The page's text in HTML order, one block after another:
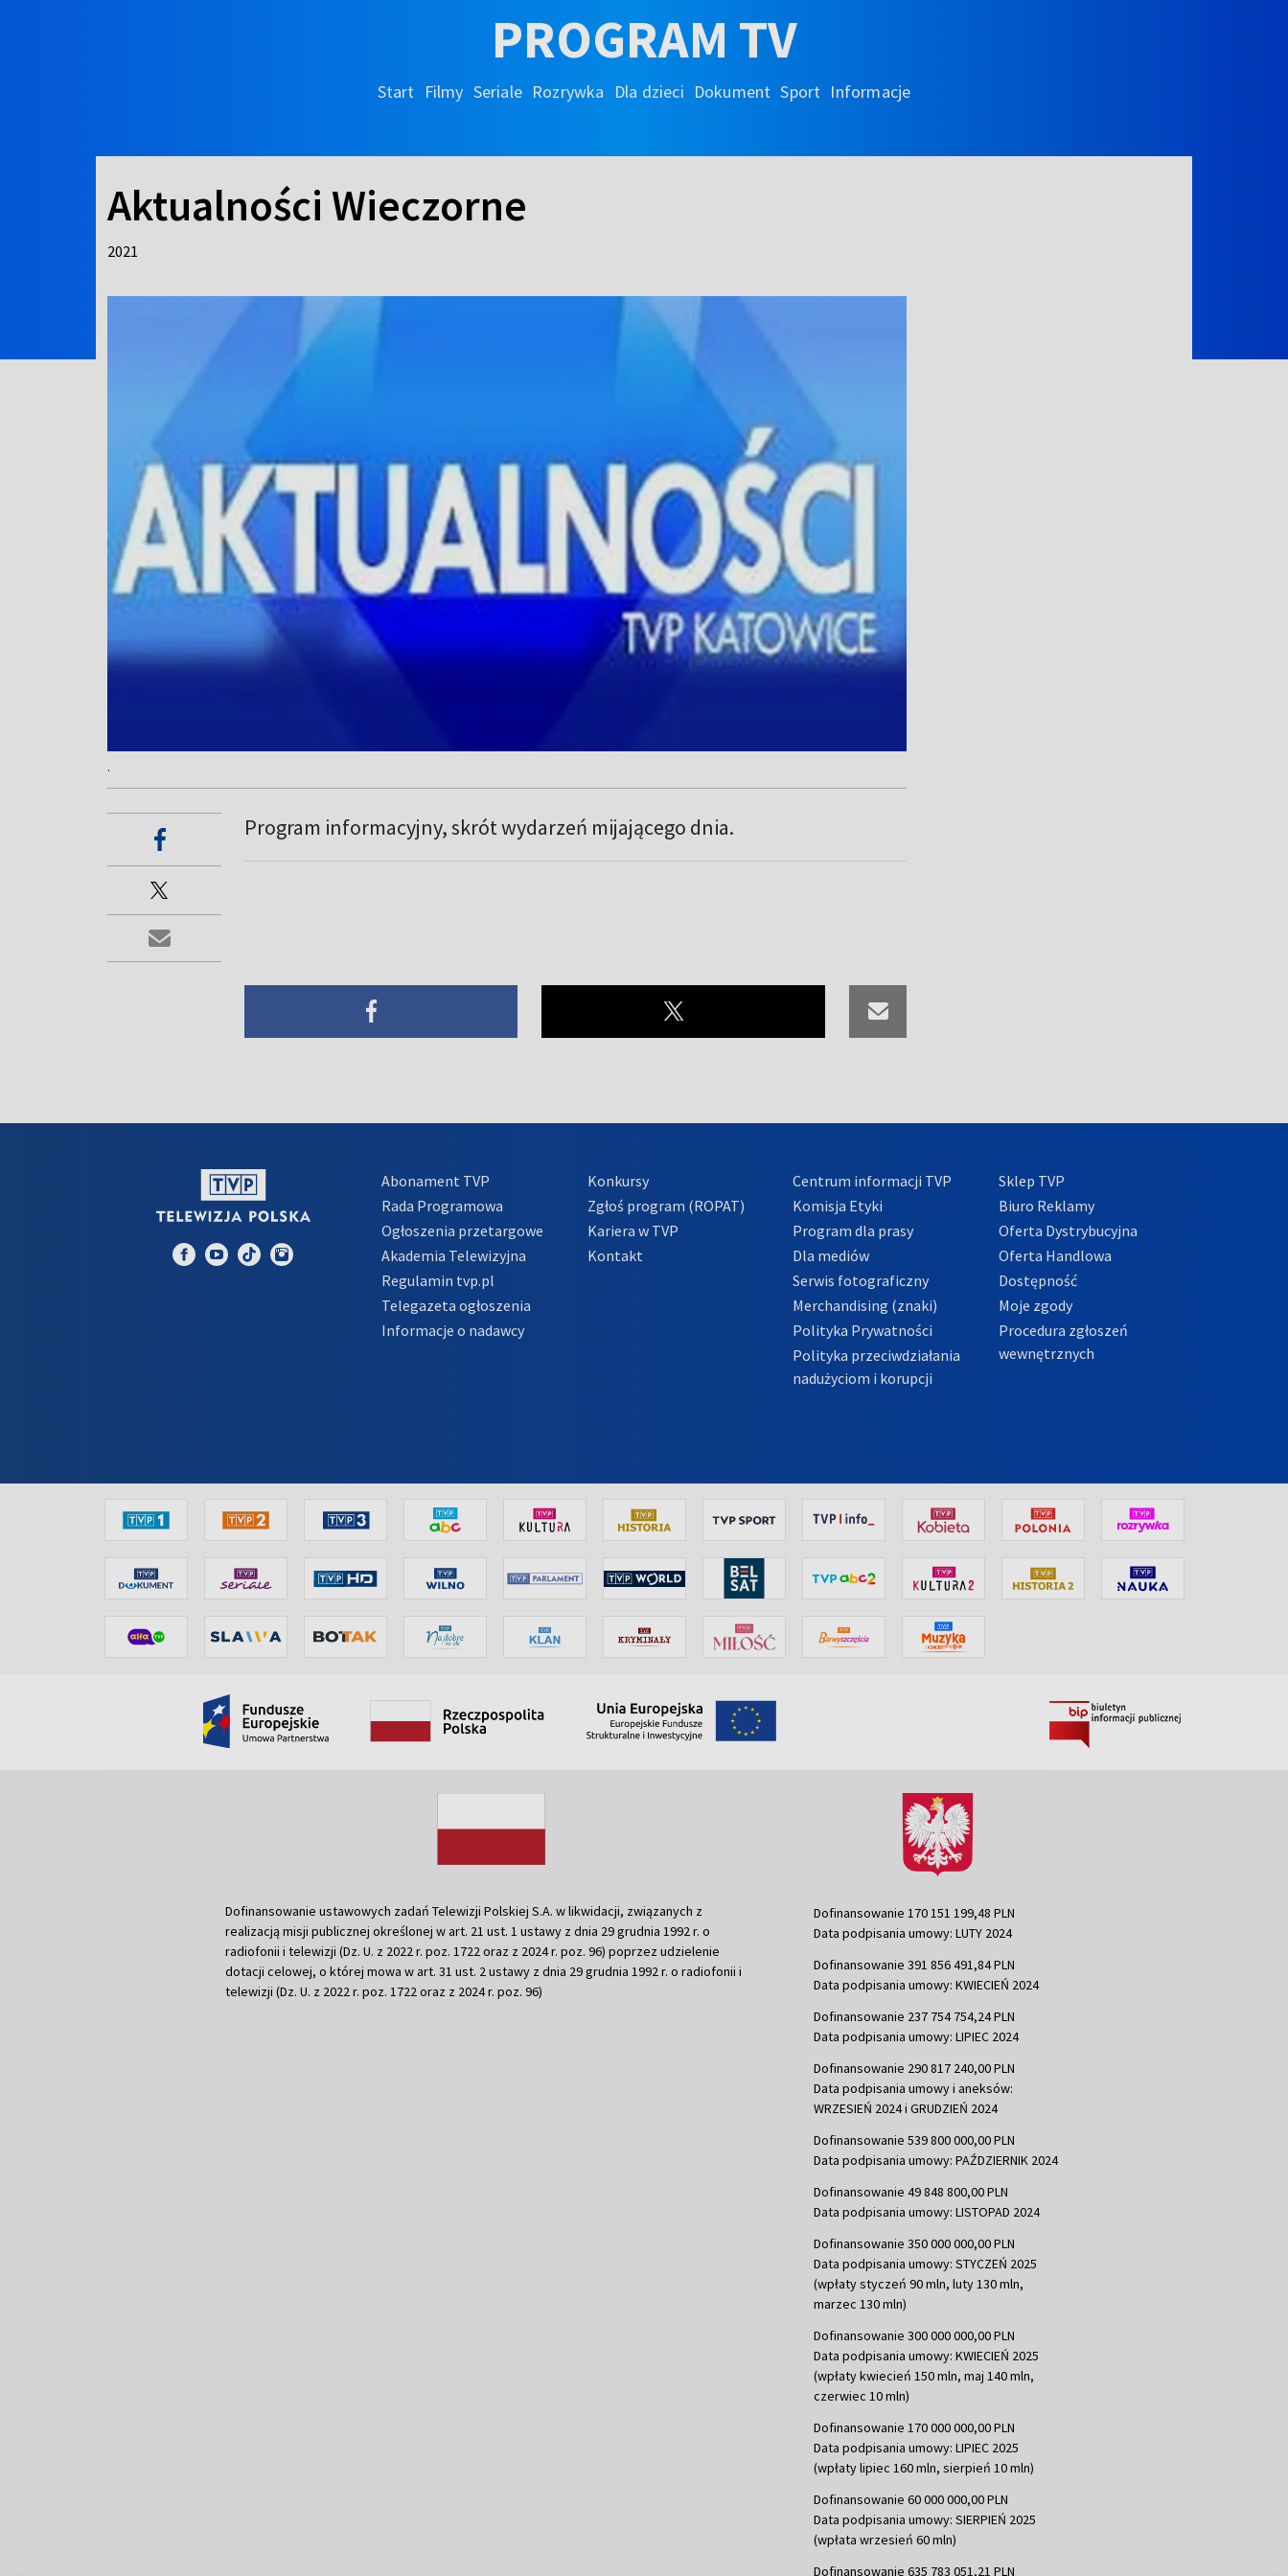
PROGRAM TV
Start Filmy Seriale Rozrywka Dla dzieci Dokument Sport Informacje
Aktualności Wieczorne
2021
.
Program informacyjny, skrót wydarzeń mijającego dnia.
Abonament TVP
Rada Programowa
Ogłoszenia przetargowe
Akademia Telewizyjna
Regulamin tvp.pl
Telegazeta ogłoszenia
Informacje o nadawcy
Konkursy
Zgłoś program (ROPAT)
Kariera w TVP
Kontakt
Centrum informacji TVP
Komisja Etyki
Program dla prasy
Dla mediów
Serwis fotograficzny
Merchandising (znaki)
Polityka Prywatności
Polityka przeciwdziałania
nadużyciom i korupcji
Sklep TVP
Biuro Reklamy
Oferta Dystrybucyjna
Oferta Handlowa
Dostępność
Moje zgody
Procedura zgłoszeń
wewnętrznych
Dofinansowanie ustawowych zadań Telewizji Polskiej S.A. w likwidacji, związanych z
realizacją misji publicznej określonej w art. 21 ust. 1 ustawy z dnia 29 grudnia 1992 r. o
radiofonii i telewizji (Dz. U. z 2022 r. poz. 1722 oraz z 2024 r. poz. 96) poprzez udzielenie
dotacji celowej, o której mowa w art. 31 ust. 2 ustawy z dnia 29 grudnia 1992 r. o radiofonii i
telewizji (Dz. U. z 2022 r. poz. 1722 oraz z 2024 r. poz. 96)
Dofinansowanie 170 151 199,48 PLN
Data podpisania umowy: LUTY 2024
Dofinansowanie 391 856 491,84 PLN
Data podpisania umowy: KWIECIEŃ 2024
Dofinansowanie 237 754 754,24 PLN
Data podpisania umowy: LIPIEC 2024
Dofinansowanie 290 817 240,00 PLN
Data podpisania umowy i aneksów:
WRZESIEŃ 2024 i GRUDZIEŃ 2024
Dofinansowanie 539 800 000,00 PLN
Data podpisania umowy: PAŹDZIERNIK 2024
Dofinansowanie 49 848 800,00 PLN
Data podpisania umowy: LISTOPAD 2024
Dofinansowanie 350 000 000,00 PLN
Data podpisania umowy: STYCZEŃ 2025
(wpłaty styczeń 90 mln, luty 130 mln,
marzec 130 mln)
Dofinansowanie 300 000 000,00 PLN
Data podpisania umowy: KWIECIEŃ 2025
(wpłaty kwiecień 150 mln, maj 140 mln,
czerwiec 10 mln)
Dofinansowanie 170 000 000,00 PLN
Data podpisania umowy: LIPIEC 2025
(wpłaty lipiec 160 mln, sierpień 10 mln)
Dofinansowanie 60 000 000,00 PLN
Data podpisania umowy: SIERPIEŃ 2025
(wpłata wrzesień 60 mln)
Dofinansowanie 635 783 051,21 PLN